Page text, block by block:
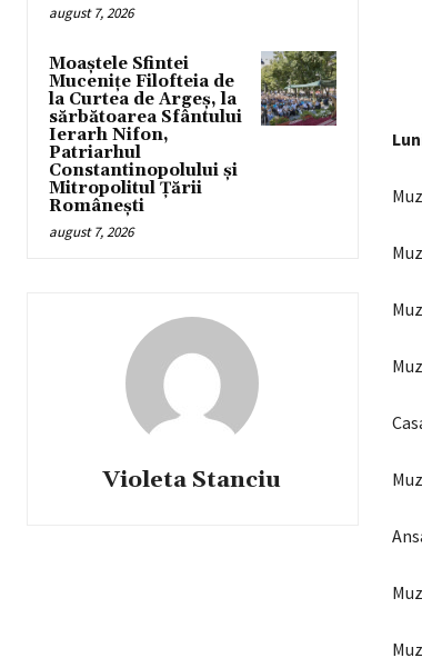
august 7, 2026
Moaștele Sfintei
Mucenițe Filofteia de
la Curtea de Argeș, la
sărbătoarea Sfântului
Ierarh Nifon,
Patriarhul
Constantinopolului și
Mitropolitul Țării
Românești
august 7, 2026
Violeta Stanciu